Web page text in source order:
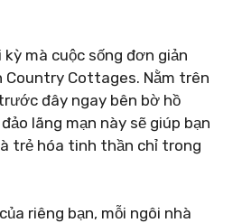
mà cuộc sống đơn giản
Country Cottages. Nằm trên
đây ngay bên bờ hồ
lãng mạn này sẽ giúp bạn
trẻ hóa tinh thần chỉ trong
riêng bạn, mỗi ngôi nhà